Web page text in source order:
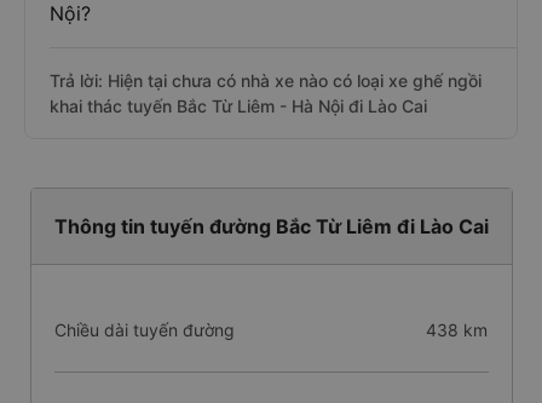
Nội?
Trả lời: Hiện tại chưa có nhà xe nào có loại xe ghế ngồi
khai thác tuyến Bắc Từ Liêm - Hà Nội đi Lào Cai
Thông tin tuyến đường Bắc Từ Liêm đi Lào Cai
Chiều dài tuyến đường 438 km